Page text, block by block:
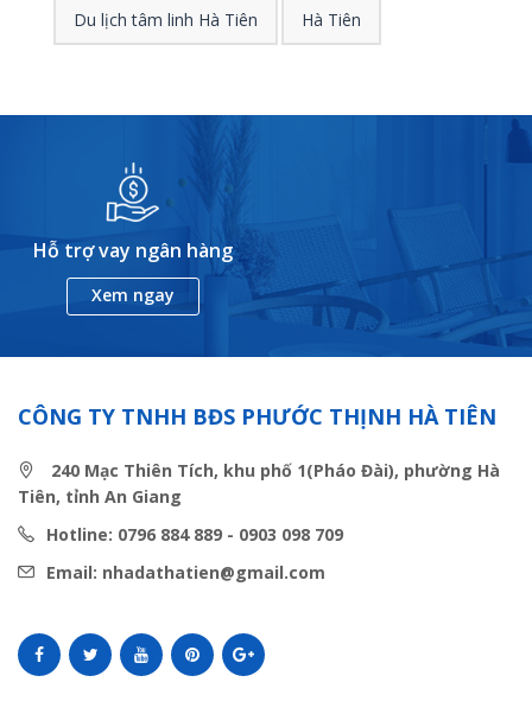
Du lịch tâm linh Hà Tiên Hà Tiên
Hỗ trợ vay ngân hàng
Xem ngay
CÔNG TY TNHH BĐS PHƯỚC THỊNH HÀ TIÊN
240 Mạc Thiên Tích, khu phố 1(Pháo Đài), phường Hà
Tiên, tỉnh An Giang
Hotline: 0796 884 889 - 0903 098 709
Email: nhadathatien@gmail.com